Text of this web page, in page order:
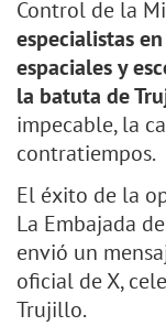
Control de la
especialistas
espaciales y
la batuta de
impecable, la
contratiempos.
El éxito de la
La Embajada
envió un
oficial de X,
Trujillo.